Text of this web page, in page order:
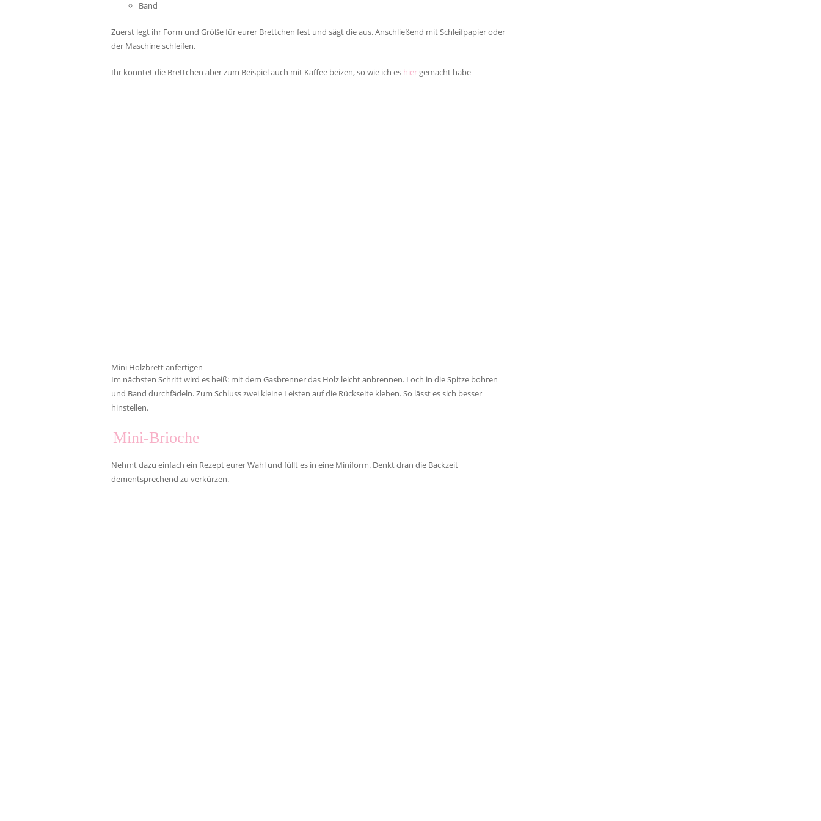
Band
Zuerst legt ihr Form und Größe für eurer Brettchen fest und sägt die aus. Anschließend mit Schleifpapier oder
der Maschine schleifen.
Ihr könntet die Brettchen aber zum Beispiel auch mit Kaffee beizen, so wie ich es hier gemacht habe
Mini Holzbrett anfertigen
Im nächsten Schritt wird es heiß: mit dem Gasbrenner das Holz leicht anbrennen. Loch in die Spitze bohren
und Band durchfädeln. Zum Schluss zwei kleine Leisten auf die Rückseite kleben. So lässt es sich besser
hinstellen.
Mini-Brioche
Nehmt dazu einfach ein Rezept eurer Wahl und füllt es in eine Miniform. Denkt dran die Backzeit
dementsprechend zu verkürzen.